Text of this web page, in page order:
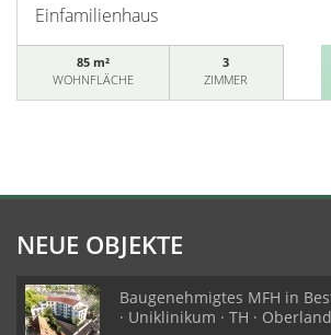
Einfamilienhaus
85 m²
WOHNFLÄCHE
3
ZIMMER
NEUE OBJEKTE
Baugenehmigtes MFH in
· Uniklinikum · TH ·